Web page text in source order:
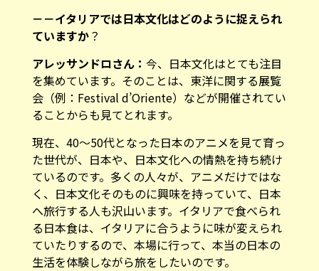
－－イタリアでは日本文化はどのように捉えられ
ていますか？
アレッサンドロさん： 今、日本文化はとても注目
を集めています。そのことは、東洋に関する展覧
会（例：Festival d’Oriente）などが開催されてい
ることからも見てとれます。
現在、40〜50代となった日本のアニメを見て育っ
た世代が、日本や、日本文化への情熱を持ち続け
ているのです。多くの人々が、アニメだけではな
く、日本文化そのものに興味を持っていて、日本
へ旅行する人も沢山います。イタリアで食べられ
る日本食は、イタリアに合うように味が変えられ
ていたりするので、本場に行って、本当の日本の
生活を体験しながら旅をしたいのです。